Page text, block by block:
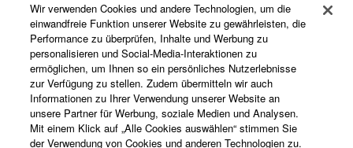
Über Yamaha
Deutschland - German
Business
Wir verwenden Cookies und andere Technologien, um die
einwandfreie Funktion unserer Website zu gewährleisten, die
Performance zu überprüfen, Inhalte und Werbung zu
personalisieren und Social-Media-Interaktionen zu
ermöglichen, um Ihnen so ein persönliches Nutzerlebnisse
zur Verfügung zu stellen. Zudem übermitteln wir auch
Informationen zu Ihrer Verwendung unserer Website an
unsere Partner für Werbung, soziale Medien und Analysen.
Mit einem Klick auf „Alle Cookies auswählen“ stimmen Sie
der Verwendung von Cookies und anderen Technologien zu.